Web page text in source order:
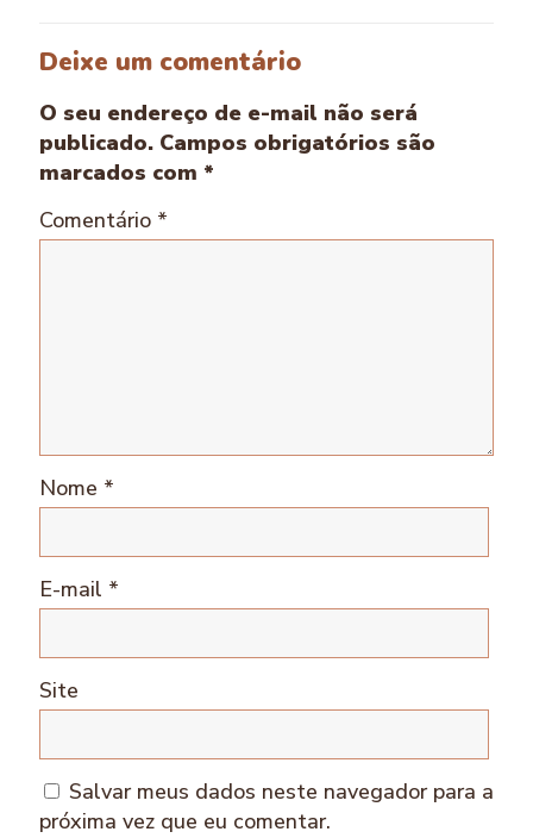
Deixe um comentário
O seu endereço de e-mail não será
publicado. Campos obrigatórios são
marcados com *
Comentário *
Nome *
E-mail *
Site
Salvar meus dados neste navegador para a
próxima vez que eu comentar.